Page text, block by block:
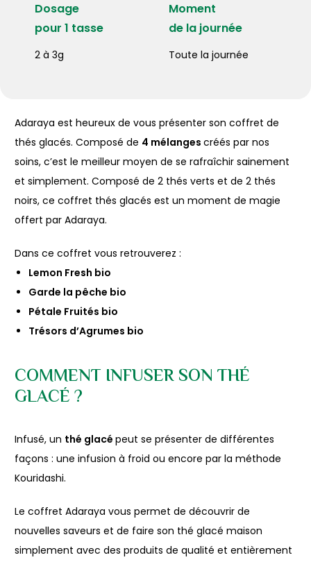
Dosage
pour 1 tasse
2 à 3g
Moment
de la journée
Toute la journée
Adaraya est heureux de vous présenter son coffret de
thés glacés. Composé de 4 mélangescréés par nos
soins, c’est le meilleur moyen de se rafraîchir sainement
et simplement. Composé de 2 thés verts et de 2 thés
noirs, ce coffret thés glacés est un moment de magie
offert par Adaraya.
Dans ce coffret vous retrouverez :
Lemon Fresh bio
Garde la pêche bio
Pétale Fruités bio
Trésors d’Agrumes bio
COMMENT INFUSER SON THÉ
GLACÉ ?
Infusé, un thé glacépeut se présenter de différentes
façons : une infusion à froid ou encore par la méthode
Kouridashi.
Le coffret Adaraya vous permet de découvrir de
nouvelles saveurs et de faire son thé glacé maison
simplement avec des produits de qualité et entièrement